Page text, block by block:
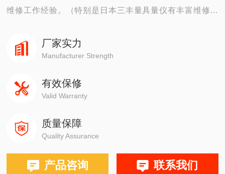
维修工作经验。（特别是日本三丰量具量仪有丰富维修经
评估、主修服务！愿广大新老客户所损坏的仪器仪表早日恢
复正常使用！减少贵工厂资源浪费，提高成本效益 三坐标移
厂家实力
Manufacturer Strength
有效保修
Valid Warranty
质量保障
Quality Assurance
产品咨询 联系我们